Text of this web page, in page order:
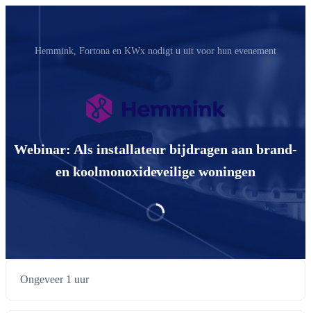
Hemmink, Fortona en KWx nodigt u uit voor hun evenement
Webinar: Als installateur bijdragen aan brand-
en koolmonoxideveilige woningen
Ongeveer 1 uur